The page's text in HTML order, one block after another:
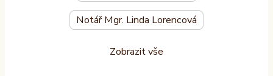
Notář Mgr. Linda Lorencová
Zobrazit vše